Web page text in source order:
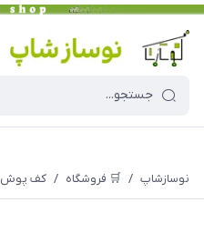
نوسازشاپ / 🛒 فروشگاه / کف پوش